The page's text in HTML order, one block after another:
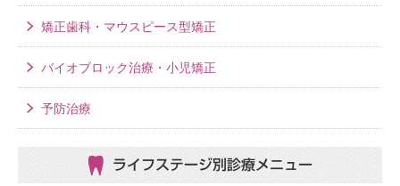
矯正歯科・マウスピース型矯正
バイオブロック治療・小児矯正
予防治療
ライフステージ別 診療メニュー